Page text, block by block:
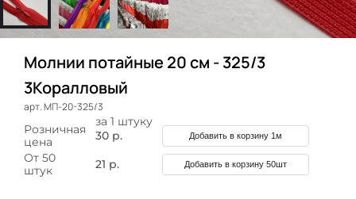
Молнии потайные 20 см - 325/3
3Коралловый
арт. МП-20-325/3
за 1 штуку
Розничная
цена
30 р. Добавить в корзину 1м
От 50
штук
21 р. Добавить в корзину 50шт